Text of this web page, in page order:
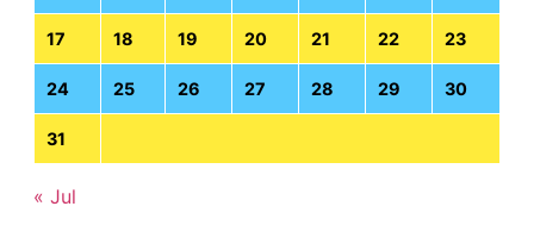
17 18 19 20 21 22 23
24 25 26 27 28 29 30
31
« Jul